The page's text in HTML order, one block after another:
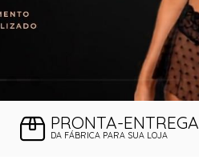
PRONTA-ENTREGA
DA FÁBRICA PARA SUA LOJA